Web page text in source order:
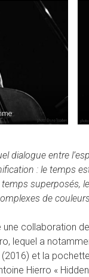
dialogue entre
: le temps
superposés,
de
collaboration
lequel a
et la
Hierro «